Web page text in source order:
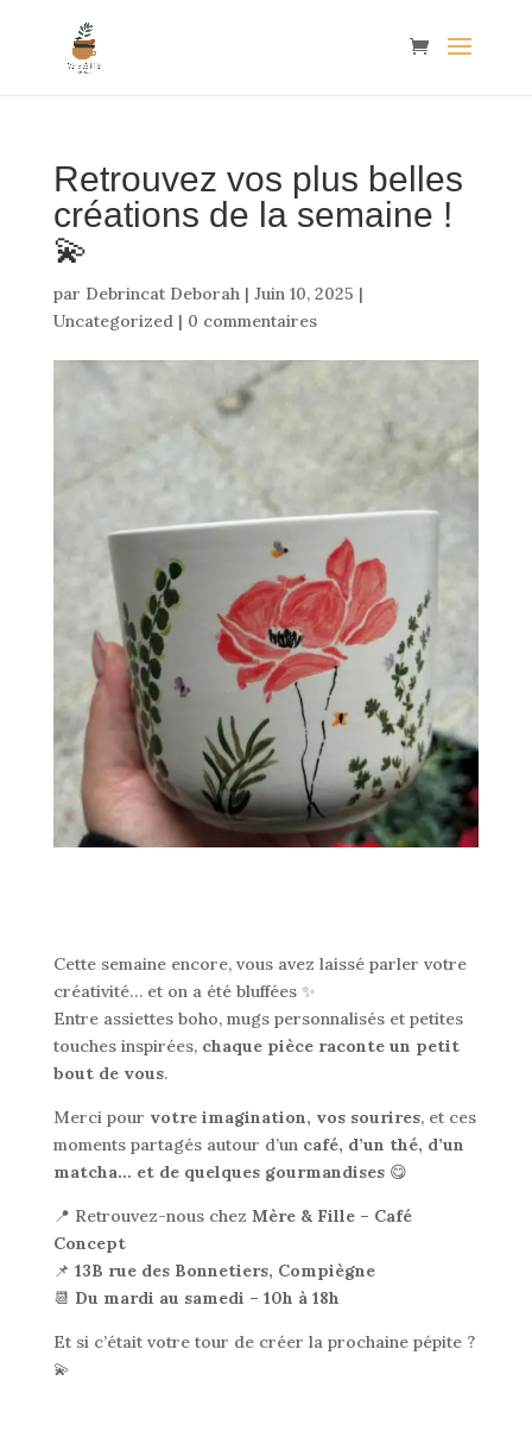
Retrouvez vos plus belles
créations de la semaine !
💫
par Debrincat Deborah| Juin 10, 2025 |
Uncategorized| 0 commentaires
Cette semaine encore, vous avez laissé parler votre
créativité… et on a été bluffées ✨
Entre assiettes boho, mugs personnalisés et petites
touches inspirées, chaque pièce raconte un petit
bout de vous.
Merci pour votre imagination, vos sourires, et ces
moments partagés autour d’un café, d’un thé, d’un
matcha… et de quelques gourmandises😋
📍 Retrouvez-nous chez Mère & Fille – Café
Concept
📌 13B rue des Bonnetiers, Compiègne
📆 Du mardi au samedi – 10h à 18h
Et si c’était votre tour de créer la prochaine pépite ?
💫